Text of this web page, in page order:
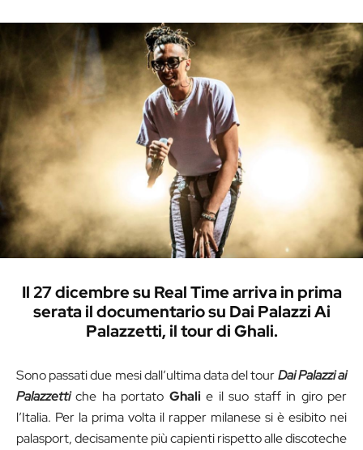
Il 27 dicembre su Real Time arriva in prima
serata il documentario su Dai Palazzi Ai
Palazzetti, il tour di Ghali.
Sono passati due mesi dall’ultima data del tourDai Palazzi ai
Palazzettiche ha portato Ghalie il suo staff in giro per
l’Italia. Per la prima volta il rapper milanese si è esibito nei
palasport, decisamente più capienti rispetto alle discoteche